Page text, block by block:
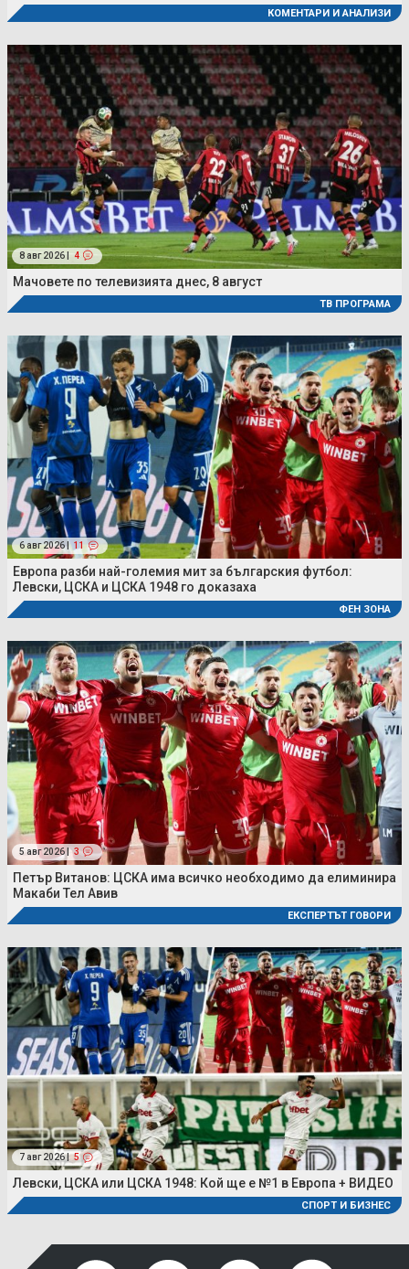
КОМЕНТАРИ И АНАЛИЗИ
8 авг 2026 | 4
Мачовете по телевизията днес, 8 август
ТВ ПРОГРАМА
6 авг 2026 | 11
Европа разби най-големия мит за българския футбол:
Левски, ЦСКА и ЦСКА 1948 го доказаха
ФЕН ЗОНА
5 авг 2026 | 3
Петър Витанов: ЦСКА има всичко необходимо да елиминира
Макаби Тел Авив
ЕКСПЕРТЪТ ГОВОРИ
7 авг 2026 | 5
Левски, ЦСКА или ЦСКА 1948: Кой ще е №1 в Европа + ВИДЕО
СПОРТ И БИЗНЕС